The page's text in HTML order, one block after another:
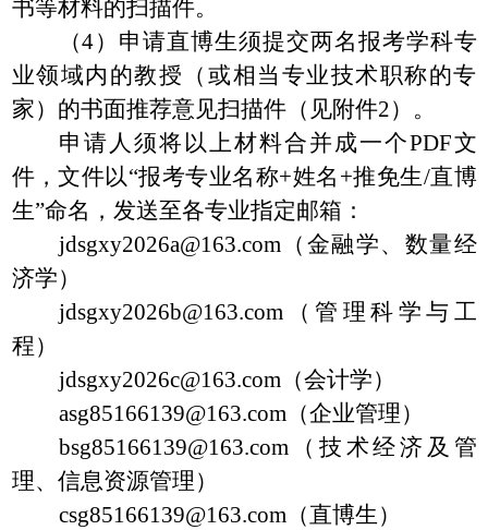
书等材料的扫描件。
（4）申请直博生须提交两名报考学科专
业领域内的教授（或相当专业技术职称的专
家）的书面推荐意见扫描件（见附件2）。
申请人须将 以上材料合并成一个PDF文
件，文件以“报考专业名称+姓名 +推免生/直博
生”命名，发送至各专业指定邮箱：
jdsgxy2026a@163.com（金融学、数量经
济学）
jdsgxy2026b@163.com（管理科学与工
程）
jdsgxy2026c@163.com（会计学）
asg85166139@163.com（企业管理）
bsg85166139@163.com（技术经济及管
理、信息资源管理）
csg85166139@163.com（直博生 ）